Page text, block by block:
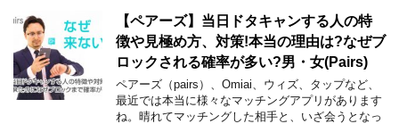
【ペアーズ】当日ドタキャンする人の特
徴や見極め方、対策!本当の理由は?なぜブ
ロックされる確率が多い?男・女(Pairs)
ペアーズ（pairs）、Omiai、ウィズ、タップなど、
最近では本当に様々なマッチングアプリがあります
ね。晴れてマッチングした相手と、いざ会うとなっ